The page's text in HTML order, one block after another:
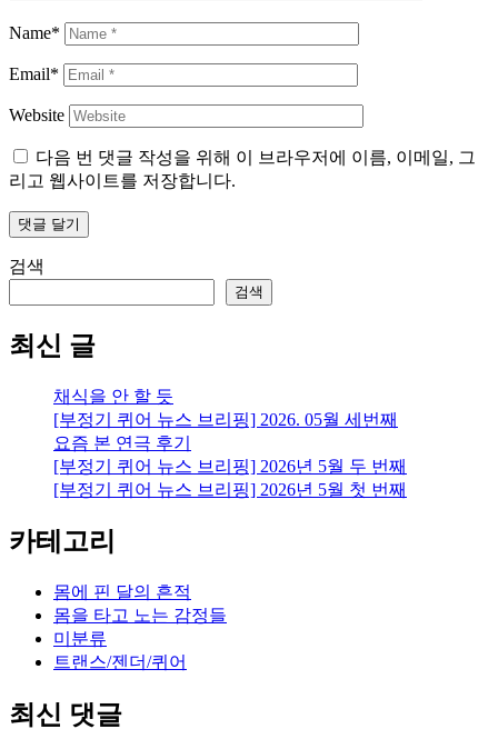
Name*
Email*
Website
다음 번 댓글 작성을 위해 이 브라우저에 이름, 이메일, 그
리고 웹사이트를 저장합니다.
검색
검색
최신 글
채식을 안 할 듯
[부정기 퀴어 뉴스 브리핑] 2026. 05월 세번째
요즘 본 연극 후기
[부정기 퀴어 뉴스 브리핑] 2026년 5월 두 번째
[부정기 퀴어 뉴스 브리핑] 2026년 5월 첫 번째
카테고리
몸에 핀 달의 흔적
몸을 타고 노는 감정들
미분류
트랜스/젠더/퀴어
최신 댓글